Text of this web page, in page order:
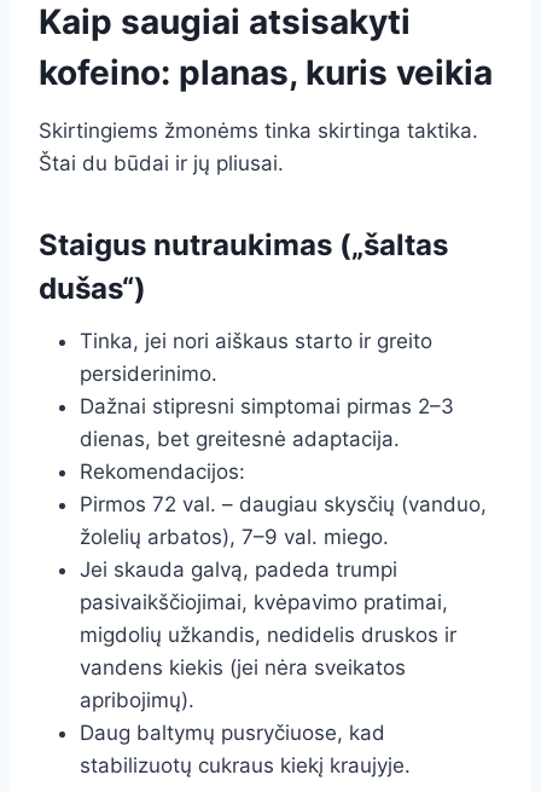
Kaip saugiai atsisakyti
kofeino: planas, kuris veikia
Skirtingiems žmonėms tinka skirtinga taktika.
Štai du būdai ir jų pliusai.
Staigus nutraukimas („šaltas
dušas“)
Tinka, jei nori aiškaus starto ir greito
persiderinimo.
Dažnai stipresni simptomai pirmas 2–3
dienas, bet greitesnė adaptacija.
Rekomendacijos:
Pirmos 72 val. – daugiau skysčių (vanduo,
žolelių arbatos), 7–9 val. miego.
Jei skauda galvą, padeda trumpi
pasivaikščiojimai, kvėpavimo pratimai,
migdolių užkandis, nedidelis druskos ir
vandens kiekis (jei nėra sveikatos
apribojimų).
Daug baltymų pusryčiuose, kad
stabilizuotų cukraus kiekį kraujyje.